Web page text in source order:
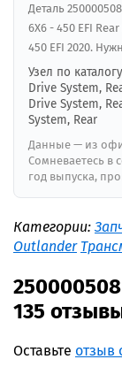
Деталь
6X6 - 450 EFI
450 EFI 2020.
Узел по
Drive System,
Drive System,
System, Rear
Данные — из
Сомневаетесь в
год выпуска,
Категории:
Outlander
250000508
135
Оставьте отзыв